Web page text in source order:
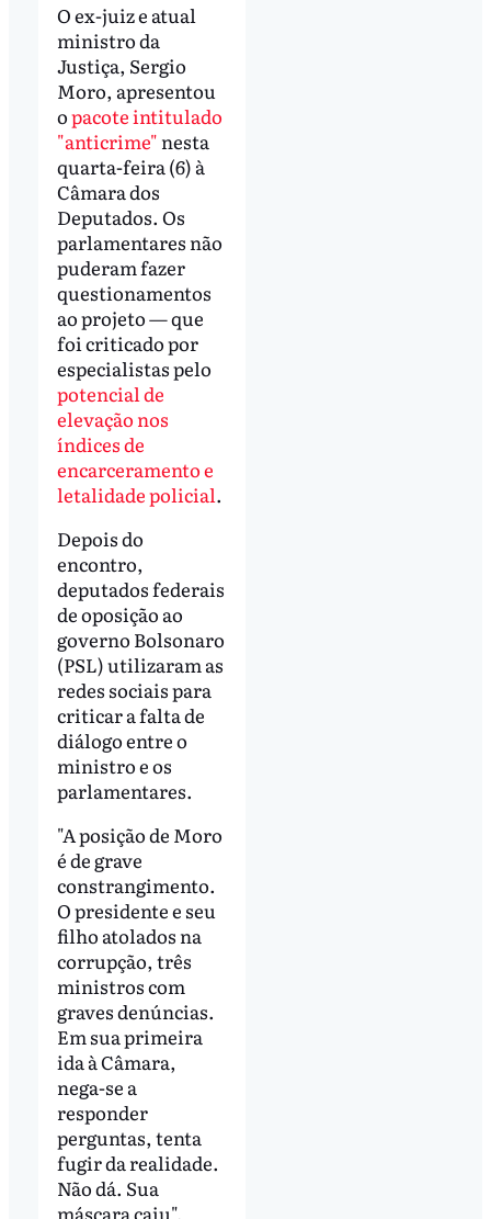
O ex-juiz e atual
ministro da
Justiça, Sergio
Moro, apresentou
opacote intitulado
"anticrime" nesta
quarta-feira (6) à
Câmara dos
Deputados. Os
parlamentares não
puderam fazer
questionamentos
ao projeto — que
foi criticado por
especialistas pelo
potencial de
elevação nos
índices de
encarceramento e
letalidade policial.
Depois do
encontro,
deputados federais
de oposição ao
governo Bolsonaro
(PSL) utilizaram as
redes sociais para
criticar a falta de
diálogo entre o
ministro e os
parlamentares.
"A posição de Moro
é de grave
constrangimento.
O presidente e seu
filho atolados na
corrupção, três
ministros com
graves denúncias.
Em sua primeira
ida à Câmara,
nega-se a
responder
perguntas, tenta
fugir da realidade.
Não dá. Sua
máscara caiu",